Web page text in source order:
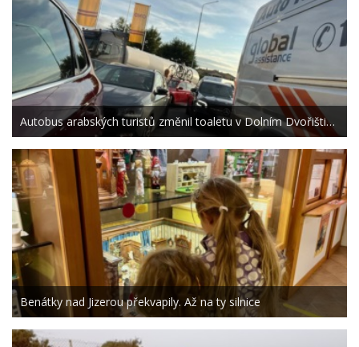
Autobus arabských turistů změnil toaletu v Dolním Dvořišti…
Benátky nad Jizerou překvapily. Až na ty silnice